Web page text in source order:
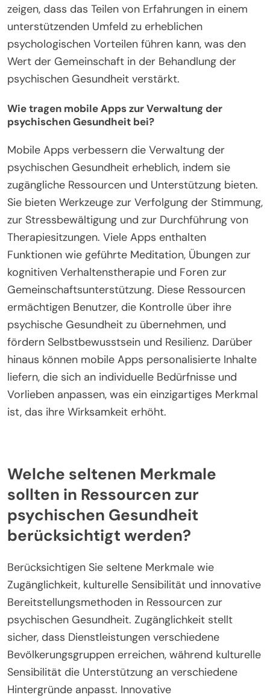
zeigen, dass das Teilen von Erfahrungen in einem
unterstützenden Umfeld zu erheblichen
psychologischen Vorteilen führen kann, was den
Wert der Gemeinschaft in der Behandlung der
psychischen Gesundheit verstärkt.
Wie tragen mobile Apps zur Verwaltung der
psychischen Gesundheit bei?
Mobile Apps verbessern die Verwaltung der
psychischen Gesundheit erheblich, indem sie
zugängliche Ressourcen und Unterstützung bieten.
Sie bieten Werkzeuge zur Verfolgung der Stimmung,
zur Stressbewältigung und zur Durchführung von
Therapiesitzungen. Viele Apps enthalten
Funktionen wie geführte Meditation, Übungen zur
kognitiven Verhaltenstherapie und Foren zur
Gemeinschaftsunterstützung. Diese Ressourcen
ermächtigen Benutzer, die Kontrolle über ihre
psychische Gesundheit zu übernehmen, und
fördern Selbstbewusstsein und Resilienz. Darüber
hinaus können mobile Apps personalisierte Inhalte
liefern, die sich an individuelle Bedürfnisse und
Vorlieben anpassen, was ein einzigartiges Merkmal
ist, das ihre Wirksamkeit erhöht.
Welche seltenen Merkmale
sollten in Ressourcen zur
psychischen Gesundheit
berücksichtigt werden?
Berücksichtigen Sie seltene Merkmale wie
Zugänglichkeit, kulturelle Sensibilität und innovative
Bereitstellungsmethoden in Ressourcen zur
psychischen Gesundheit. Zugänglichkeit stellt
sicher, dass Dienstleistungen verschiedene
Bevölkerungsgruppen erreichen, während kulturelle
Sensibilität die Unterstützung an verschiedene
Hintergründe anpasst. Innovative